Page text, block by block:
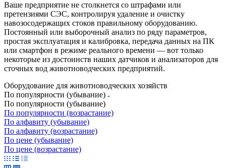
Ваше предприятие не столкнется со штрафами или
претензиями СЭС, контролируя удаление и очистку
навозосодержащих стоков правильному оборудованию.
Постоянный или выборочный анализ по ряду параметров,
простая эксплуатация и калибровка, передача данных на ПК
или смартфон в режиме реального времени — вот только
некоторые из достоинств наших датчиков и анализаторов для
сточных вод животноводческих предприятий.
Оборудование для животноводческих хозяйств
По популярности (убывание)
По популярности (убывание)
По популярности (возрастание)
По алфавиту (убывание)
По алфавиту (возрастание)
По цене (убывание)
По цене (возрастание)